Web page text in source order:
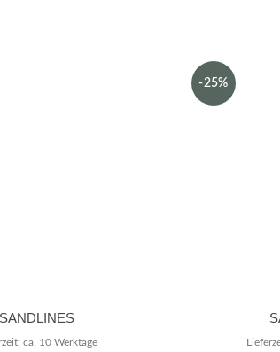
SANDLINES
ca. 10 Werktage
-25%